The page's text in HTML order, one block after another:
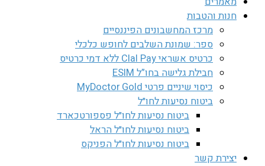
חנות והטבות
מרכז המחשבונים הפיננסיים
ספר: שמונת השלבים לחופש כלכלי
כרטיס אשראי Clal Pay ללא דמי כרטיס
חבילת גלישה בחו”ל ESIM
כיסוי שיניים פרטי MyDoctor Gold
ביטוח נסיעות לחו״ל
ביטוח נסיעות לחו״ל פספורטכארד
ביטוח נסיעות לחו״ל הראל
ביטוח נסיעות לחו״ל הפניקס
יצירת קשר